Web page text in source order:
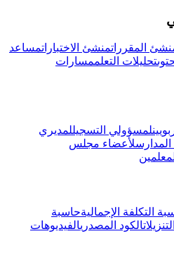
المقرراتمنشئ الاختباراتمساعد
تحليلات التعلممسارات
لمسؤولي التسجيللمديري
لأعضاء مجلس
التكلفة الإجماليةحاسبة
التنزيلاتالكود المصدريالفيديوهات